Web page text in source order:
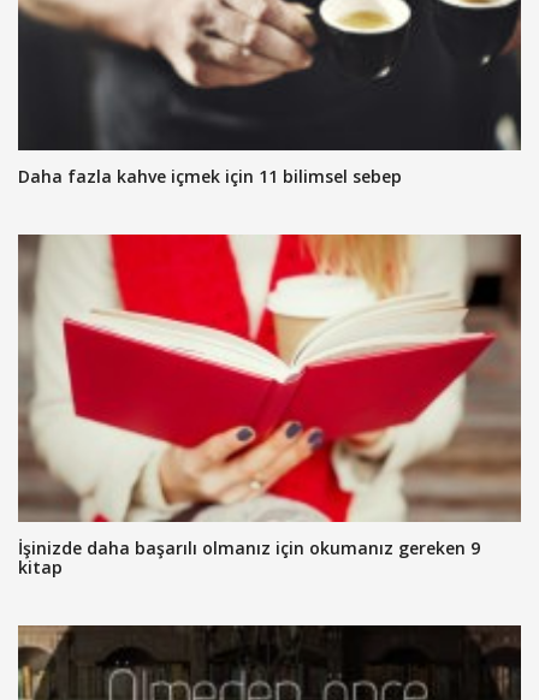
Daha fazla kahve içmek için 11 bilimsel sebep
İşinizde daha başarılı olmanız için okumanız gereken 9
kitap